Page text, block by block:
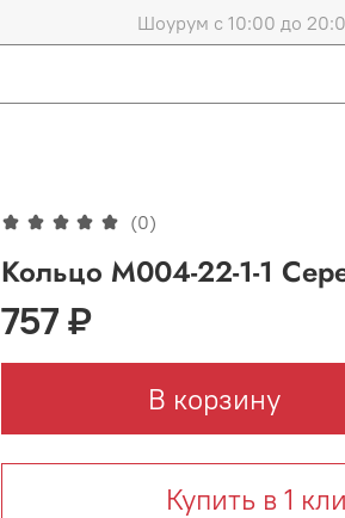
Шоурум с 10:00 до
(0)
Кольцо М004-22-1-1
757 ₽
В корзину
Купить в 1